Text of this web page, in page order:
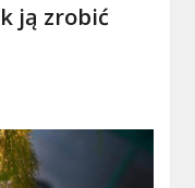
ją zrobić